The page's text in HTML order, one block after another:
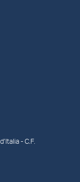
- C.F.